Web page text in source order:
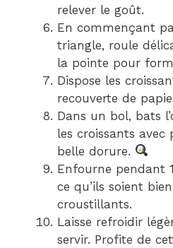
relever le goût.
En commençant
triangle, roule
la pointe pour
Dispose les
recouverte de
Dans un bol, bats
les croissants
belle dorure.
Enfourne pendant
ce qu’ils soient
croustillants.
Laisse refroidir
servir. Profite de